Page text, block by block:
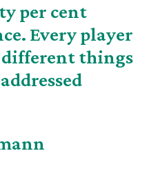
per cent
Every player
things